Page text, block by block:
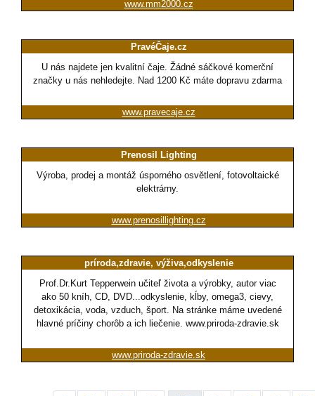
www.mm2000.cz
PravéČaje.cz
U nás najdete jen kvalitní čaje. Žádné sáčkové komerční
značky u nás nehledejte. Nad 1200 Kč máte dopravu zdarma
www.pravecaje.cz
Prenosil Lighting
Výroba, prodej a montáž úsporného osvětlení, fotovoltaické
elektrárny.
www.prenosillighting.cz
príroda,zdravie, výživa,odkyslenie
Prof.Dr.Kurt Tepperwein učiteľ života a výrobky, autor viac
ako 50 kníh, CD, DVD...odkyslenie, kĺby, omega3, cievy,
detoxikácia, voda, vzduch, šport. Na stránke máme uvedené
hlavné príčiny chorôb a ich liečenie. www.priroda-zdravie.sk
www.priroda-zdravie.sk